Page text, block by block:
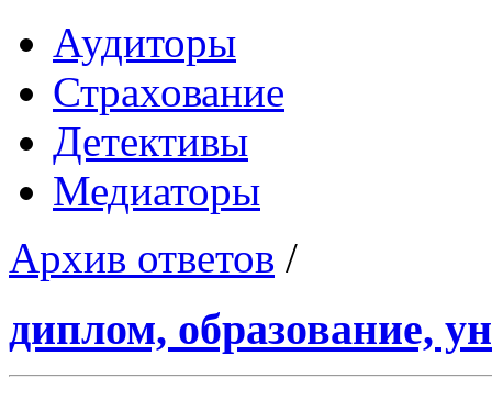
Аудиторы
Страхование
Детективы
Медиаторы
Архив ответов /
диплом, образование,